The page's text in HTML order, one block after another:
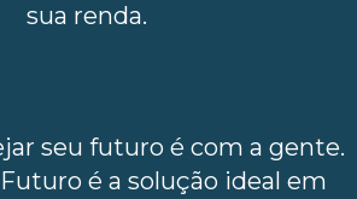
sua renda.
seu futuro é com a gente.
é a solução ideal em